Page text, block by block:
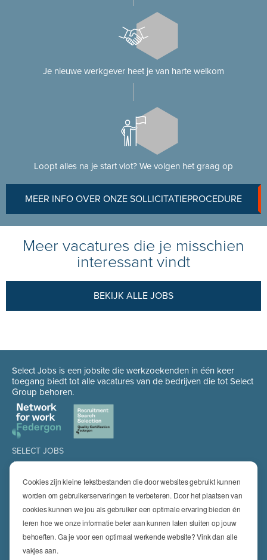
Cookies zijn kleine tekstbestanden die door websites gebruikt kunnen
worden om gebruikerservaringen te verbeteren. Door het plaatsen van
cookies kunnen we jou als gebruiker een optimale ervaring bieden én
leren hoe we onze informatie beter aan kunnen laten sluiten op jouw
behoeften. Ga je voor een optimaal werkende website? Vink dan alle
vakjes aan.
Je nieuwe werkgever heet je van harte welkom
Loopt alles na je start vlot? We volgen het graag op
MEER INFO OVER ONZE SOLLICITATIEPROCEDURE
Meer vacatures die je misschien
interessant vindt
BEKIJK ALLE JOBS
Select Jobs is een jobsite die werkzoekenden in één keer
toegang biedt tot alle vacatures van de bedrijven die tot Select
Group behoren.
SELECT JOBS
Jobs
Job alert
SPECIALISATIES
Technics
High Technics & Engineering
Logistics